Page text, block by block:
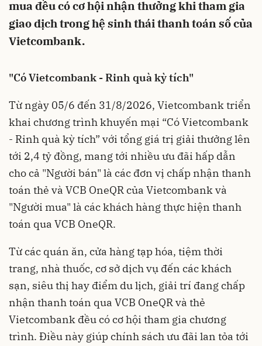
mua đều có cơ hội nhận thưởng khi tham gia
giao dịch trong hệ sinh thái thanh toán số của
Vietcombank.
"Có Vietcombank - Rinh quà kỳ tích"
Từ ngày 05/6 đến 31/8/2026, Vietcombank triển
khai chương trình khuyến mại “Có Vietcombank
- Rinh quà kỳ tích” với tổng giá trị giải thưởng lên
tới 2,4 tỷ đồng, mang tới nhiều ưu đãi hấp dẫn
cho cả "Người bán" là các đơn vị chấp nhận thanh
toán thẻ và VCB OneQR của Vietcombank và
"Người mua" là các khách hàng thực hiện thanh
toán qua VCB OneQR.
Từ các quán ăn, cửa hàng tạp hóa, tiệm thời
trang, nhà thuốc, cơ sở dịch vụ đến các khách
sạn, siêu thị hay điểm du lịch, giải trí đang chấp
nhận thanh toán qua VCB OneQR và thẻ
Vietcombank đều có cơ hội tham gia chương
trình. Điều này giúp chính sách ưu đãi lan tỏa tới